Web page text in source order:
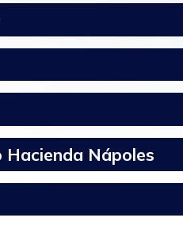
Nápoles